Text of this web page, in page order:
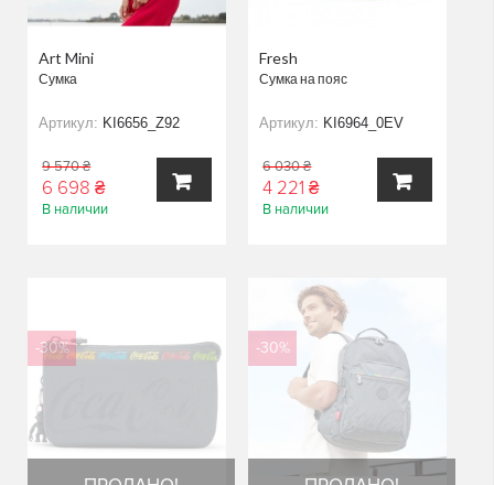
Art Mini
Сумка
Артикул: KI6656_Z92
9 570 ₴
6 698 ₴
В наличии
Fresh
Сумка на пояс
Артикул: KI6964_0EV
6 030 ₴
4 221 ₴
В наличии
-30% -30%